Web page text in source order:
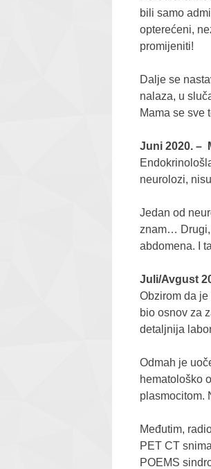
bili samo
opterećeni,
promijeniti!
Dalje se
nalaza, u
Mama se sve
Juni 2020. –
neurolozi,
Jedan od
znam… Drugi,
abdomena.
I
Juli/Avgust
Obzirom da
bio osnov za
detaljnija
Odmah je
hematološko
plasmocitom.
Međutim,
PET CT
POEMS